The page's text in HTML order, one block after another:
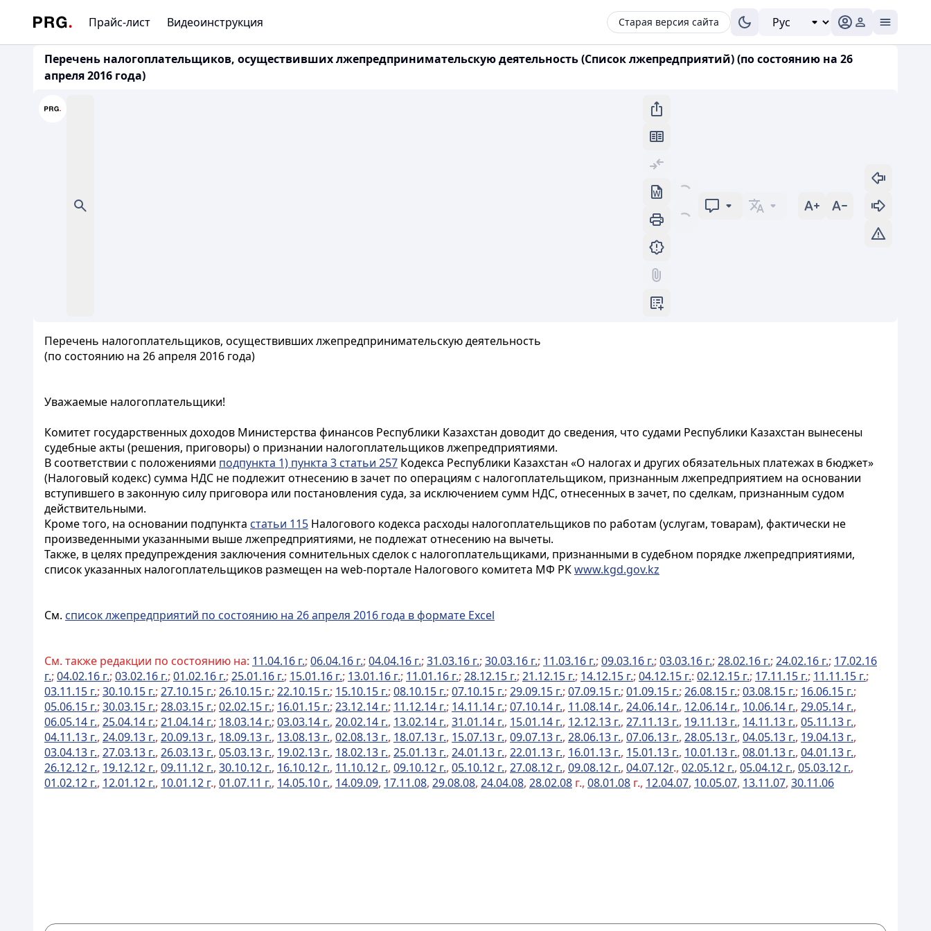
Прайс-лист Видеоинструкция Старая версия сайта
Перечень налогоплательщиков, осуществивших лжепредпринимательскую деятельность (Список лжепредприятий) (по состоянию на 26
апреля 2016 года)
Перечень налогоплательщиков, осуществивших лжепредпринимательскую деятельность
(по состоянию на 26 апреля 2016 года)
Уважаемые налогоплательщики!
Комитет государственных доходов Министерства финансов Республики Казахстан доводит до сведения, что судами Республики Казахстан вынесены
судебные акты (решения, приговоры) о признании налогоплательщиков лжепредприятиями.
В соответствии с положениями подпункта 1) пункта 3 статьи 257 Кодекса Республики Казахстан «О налогах и других обязательных платежах в бюджет»
(Налоговый кодекс) сумма НДС не подлежит отнесению в зачет по операциям с налогоплательщиком, признанным лжепредприятием на основании
вступившего в законную силу приговора или постановления суда, за исключением сумм НДС, отнесенных в зачет, по сделкам, признанным судом
действительными.
Кроме того, на основании подпункта статьи 115 Налогового кодекса расходы налогоплательщиков по работам (услугам, товарам), фактически не
произведенными указанными выше лжепредприятиями, не подлежат отнесению на вычеты.
Также, в целях предупреждения заключения сомнительных сделок с налогоплательщиками, признанными в судебном порядке лжепредприятиями,
список указанных налогоплательщиков размещен на web-портале Налогового комитета МФ РКwww.kgd.gov.kz
См. список лжепредприятий по состоянию на 26 апреля 2016 года в формате Excel
См. также редакции по состоянию на: 11.04.16 г.; 06.04.16 г.; 04.04.16 г.; 31.03.16 г.; 30.03.16 г.; 11.03.16 г.; 09.03.16 г.; 03.03.16 г.; 28.02.16 г.; 24.02.16 г.; 17.02.16
г.; 04.02.16 г.; 03.02.16 г.; 01.02.16 г.; 25.01.16 г.; 15.01.16 г.; 13.01.16 г.; 11.01.16 г.; 28.12.15 г.; 21.12.15 г.; 14.12.15 г.; 04.12.15 г.: 02.12.15 г.; 17.11.15 г.; 11.11.15 г.;
03.11.15 г.; 30.10.15 г.; 27.10.15 г.; 26.10.15 г.; 22.10.15 г.; 15.10.15 г.; 08.10.15 г.; 07.10.15 г.; 29.09.15 г.; 07.09.15 г.; 01.09.15 г.; 26.08.15 г.; 03.08.15 г.; 16.06.15 г.;
05.06.15 г.; 30.03.15 г.; 28.03.15 г.; 02.02.15 г.; 16.01.15 г.; 23.12.14 г.; 11.12.14 г.; 14.11.14 г.; 07.10.14 г., 11.08.14 г., 24.06.14 г., 12.06.14 г., 10.06.14 г., 29.05.14 г.,
06.05.14 г., 25.04.14 г.; 21.04.14 г.; 18.03.14 г.; 03.03.14 г., 20.02.14 г., 13.02.14 г., 31.01.14 г., 15.01.14 г., 12.12.13 г., 27.11.13 г., 19.11.13 г., 14.11.13 г., 05.11.13 г.,
04.11.13 г., 24.09.13 г., 20.09.13 г., 18.09.13 г., 13.08.13 г., 02.08.13 г., 18.07.13 г., 15.07.13 г., 09.07.13 г., 28.06.13 г., 07.06.13 г., 28.05.13 г., 04.05.13 г., 19.04.13 г.,
03.04.13 г., 27.03.13 г., 26.03.13 г., 05.03.13 г., 19.02.13 г., 18.02.13 г., 25.01.13 г., 24.01.13 г., 22.01.13 г., 16.01.13 г., 15.01.13 г., 10.01.13 г., 08.01.13 г., 04.01.13 г.,
26.12.12 г., 19.12.12 г., 09.11.12 г., 30.10.12 г., 16.10.12 г., 11.10.12 г., 09.10.12 г., 05.10.12 г., 27.08.12 г., 09.08.12 г., 04.07.12г., 02.05.12 г., 05.04.12 г., 05.03.12 г.,
01.02.12 г., 12.01.12 г., 10.01.12 г., 01.07.11 г., 14.05.10 г., 14.09.09, 17.11.08, 29.08.08, 24.04.08, 28.02.08 г., 08.01.08 г., 12.04.07, 10.05.07, 13.11.07, 30.11.06